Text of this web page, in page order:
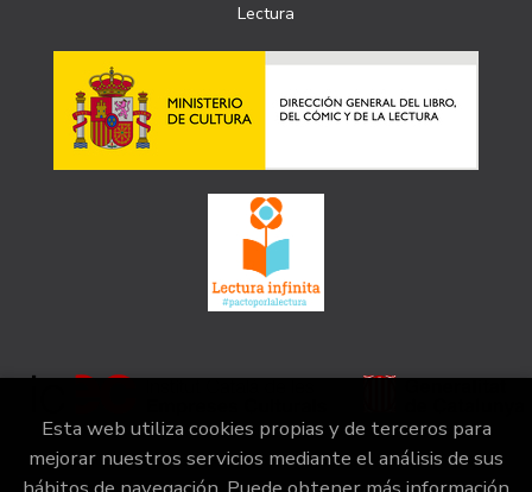
Lectura
Esta web utiliza cookies propias y de terceros para
mejorar nuestros servicios mediante el análisis de sus